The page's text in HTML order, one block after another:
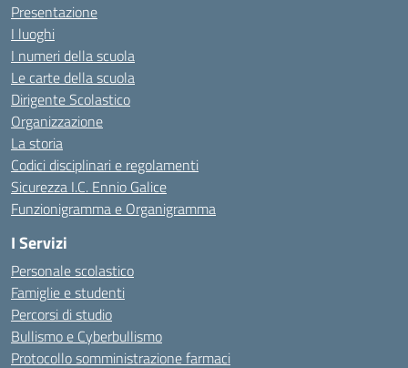
Presentazione
I luoghi
I numeri della scuola
Le carte della scuola
Dirigente Scolastico
Organizzazione
La storia
Codici disciplinari e regolamenti
Sicurezza I.C. Ennio Galice
Funzionigramma e Organigramma
I Servizi
Personale scolastico
Famiglie e studenti
Percorsi di studio
Bullismo e Cyberbullismo
Protocollo somministrazione farmaci